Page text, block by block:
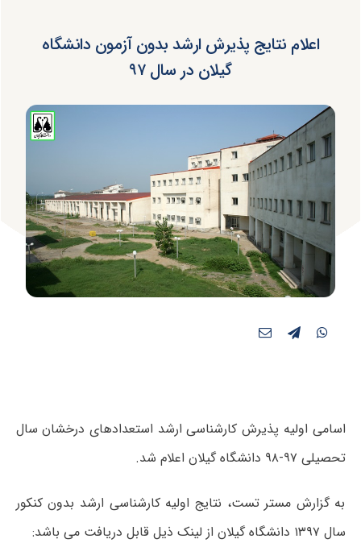
اعلام نتایج پذیرش ارشد بدون آزمون دانشگاه
گیلان در سال ۹۷
اسامی اولیه پذیرش کارشناسی ارشد استعدادهای درخشان سال
تحصیلی ۹۷-۹۸ دانشگاه گیلان اعلام شد.
به گزارش مستر تست، نتایج اولیه کارشناسی ارشد بدون کنکور
سال ۱۳۹۷ دانشگاه گیلان از لینک ذیل قابل دریافت می باشد: